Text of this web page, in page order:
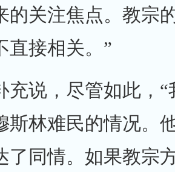
的关注焦点。教宗
直接相关。”
充说，尽管如此，“
斯林难民的情况。
了同情。如果教宗